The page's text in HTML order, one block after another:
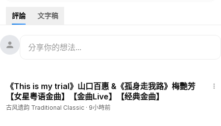
于洋|张帆|吴昊宸|海一天|薛佳凝|赵子琪|尤靖茹|朱嘉琦|魏千翔|
牛超|赫子铭|贾宏伟|任宥纶|田雷
8RBJW9qnO
《太平年》48集古装历史剧:
《太平年》由中央广播电视总台、华策集团、浙江广电集团等出
品，金柯桥文旅集团、华数集团联合出品，杨磊执导，董哲编
剧，白宇、周雨彤领衔主演，朱亚文特别主演，俞灏明、董勇领
評論 文字稿
《This is my trial》山口百惠 &《孤身走我路》梅艷芳
【女星粤语金曲】【金曲Live】【经典金曲】
古风遗韵 Traditional Classic · 9小時前